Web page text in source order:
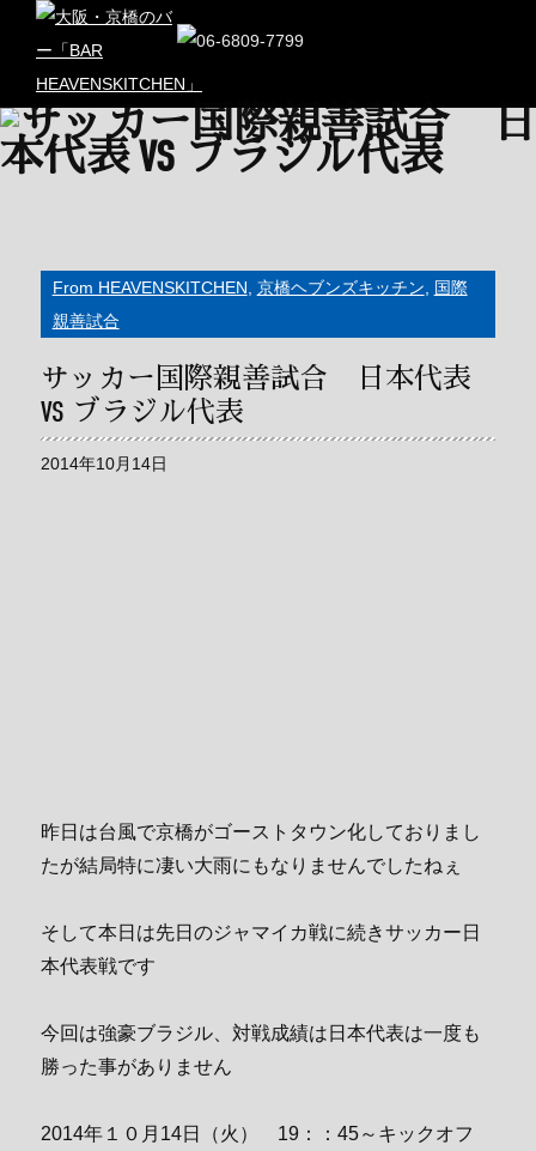
From HEAVENSKITCHEN 京橋ヘブンズキッチン
国際
親善試合
サッカー国際親善試合 日本代表
VS ブラジル代表
2014年10月14日
昨日は台風で京橋がゴーストタウン化しておりまし
たが結局特に凄い大雨にもなりませんでしたねぇ
そして本日は先日のジャマイカ戦に続きサッカー日
本代表戦です
今回は強豪ブラジル、対戦成績は日本代表は一度も
勝った事がありません
2014年１０月14日（火） 19：：45～キックオフ